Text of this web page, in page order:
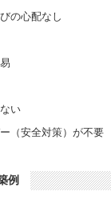
の心配なし
い
（安全対策）が不要
例